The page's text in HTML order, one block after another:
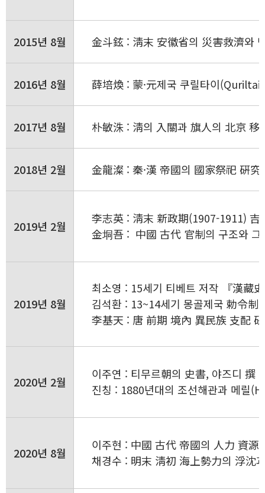
2015년 8월 金斗鉉 : 淸末 安徽省의 災害救濟와
2016년 8월 薛培煥 : 蒙·元제국 쿠릴타이
2017년 8월 朴敏洙 : 淸의 入關과 旗人의 北京 移
2018년 2월 金龍澯 : 秦·漢 帝國의 國家祭祀 硏
2019년 2월
李志英 : 淸末 新政期(1907-1911) 吉
金垌吾 : 中國 古代 官制의 구조와 그
2019년 8월
최소영 : 15세기 티베트 저작 『漢
김석환 : 13~14세기 몽골제국 勅令制
李基天 : 唐 前期 境內 異民族 支配
2020년 2월
이주연 : 티무르朝의 史書, 야즈디
진칭 : 1880년대의 조선해관과 메릴
2020년 8월
이주현 : 中國 古代 帝國의 人力 資源
채경수 : 明末 淸初 海上勢力의 浮沈